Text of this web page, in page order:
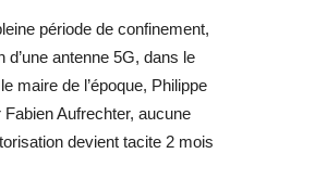
période de confinement,
antenne 5G, dans le
maire de l’époque, Philippe
Aufrechter, aucune
devient tacite 2 mois